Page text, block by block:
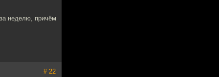
неделю, причём
# 22